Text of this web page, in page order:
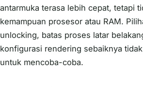
antarmuka terasa lebih cepat, tetapi
kemampuan prosesor atau RAM.
unlocking, batas proses latar
konfigurasi rendering sebaiknya
untuk mencoba-coba.